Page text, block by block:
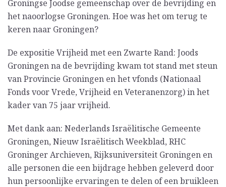
Groningse Joodse gemeenschap over de bevrijding en
het naoorlogse Groningen. Hoe was het om terug te
keren naar Groningen?
De expositie Vrijheid met een Zwarte Rand: Joods
Groningen na de bevrijding kwam tot stand met steun
van Provincie Groningen en het vfonds (Nationaal
Fonds voor Vrede, Vrijheid en Veteranenzorg) in het
kader van 75 jaar vrijheid.
Met dank aan: Nederlands Israëlitische Gemeente
Groningen, Nieuw Israëlitisch Weekblad, RHC
Groninger Archieven, Rijksuniversiteit Groningen en
alle personen die een bijdrage hebben geleverd door
hun persoonlijke ervaringen te delen of een bruikleen